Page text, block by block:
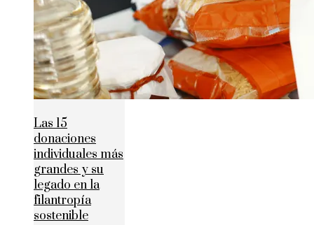
Las 15
donaciones
individuales más
grandes y su
legado en la
filantropía
sostenible